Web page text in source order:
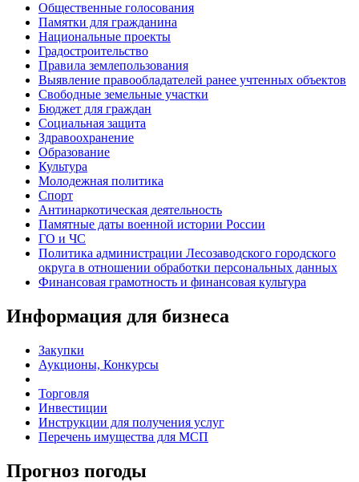
Общественные голосования
Памятки для гражданина
Национальные проекты
Градостроительство
Правила землепользования
Выявление правообладателей ранее учтенных объектов
Свободные земельные участки
Бюджет для граждан
Социальная защита
Здравоохранение
Образование
Культура
Молодежная политика
Спорт
Антинаркотическая деятельность
Памятные даты военной истории России
ГО и ЧС
Политика администрации Лесозаводского городского
округа в отношении обработки персональных данных
Финансовая грамотность и финансовая культура
Информация для бизнеса
Закупки
Аукционы, Конкурсы
Торговля
Инвестиции
Инструкции для получения услуг
Перечень имущества для МСП
Прогноз погоды